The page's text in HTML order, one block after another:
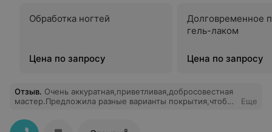
Обработка ногтей
Цена по запросу
Долговременное
гель-лаком
Цена по запросу
Отзыв. Очень аккуратная,приветливая,добросовестная
мастер.Предложила разные варианты покрытия,чтобы
хорошее впечатление осталось от салона и работы
Еще